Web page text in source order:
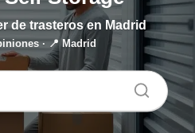
de trasteros en Madrid
· 📍 Madrid